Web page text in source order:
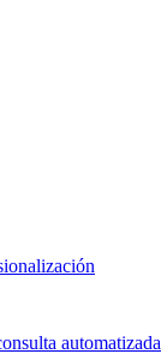
automatizada